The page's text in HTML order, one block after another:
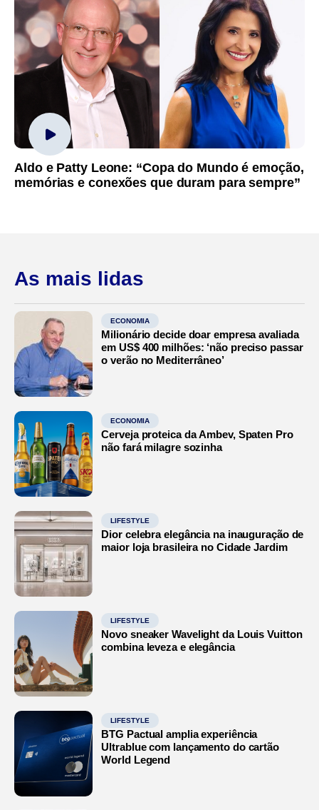
Aldo e Patty Leone: “Copa do Mundo é emoção,
memórias e conexões que duram para sempre”
As mais lidas
ECONOMIA
Milionário decide doar empresa avaliada
em US$ 400 milhões: ‘não preciso passar
o verão no Mediterrâneo’
ECONOMIA
Cerveja proteica da Ambev, Spaten Pro
não fará milagre sozinha
LIFESTYLE
Dior celebra elegância na inauguração de
maior loja brasileira no Cidade Jardim
LIFESTYLE
Novo sneaker Wavelight da Louis Vuitton
combina leveza e elegância
LIFESTYLE
BTG Pactual amplia experiência
Ultrablue com lançamento do cartão
World Legend